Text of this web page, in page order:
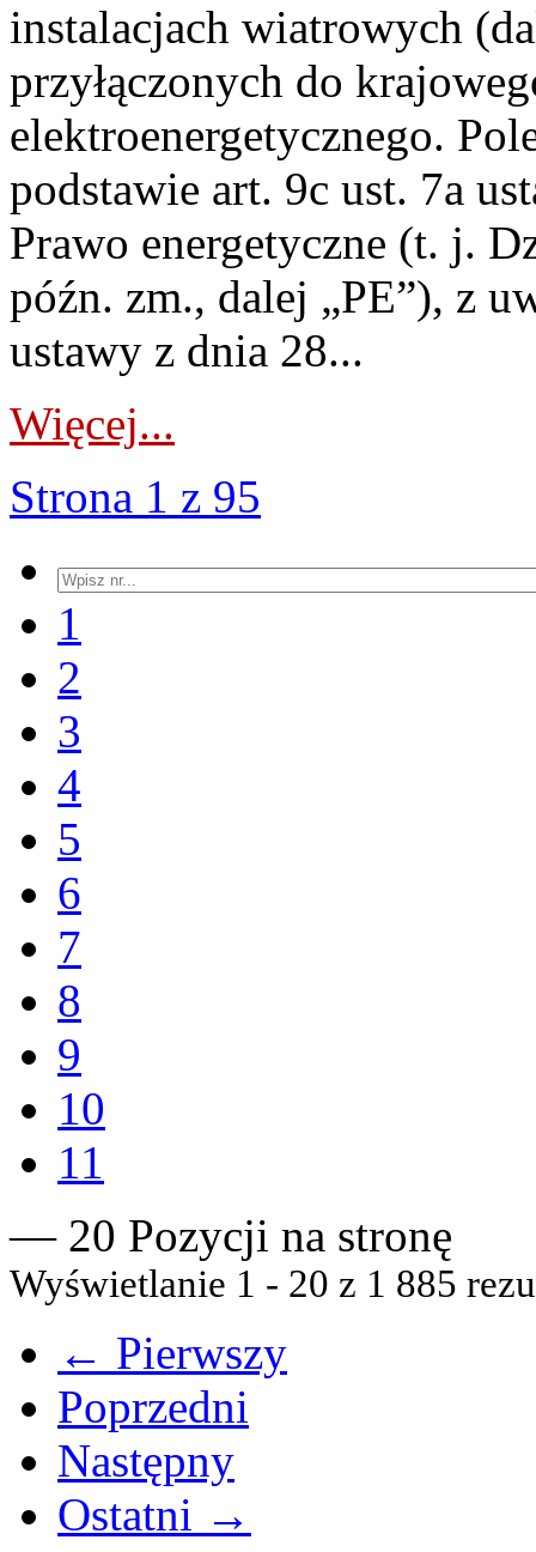
instalacjach wiatrowych
przyłączonych do
elektroenergetycznego.
podstawie art. 9c ust. 7a
Prawo energetyczne (t. j.
późn. zm., dalej „PE”), z
ustawy z dnia 28...
Więcej...
Strona 1 z 95
1
2
3
4
5
6
7
8
9
10
11
— 20 Pozycji na stronę
Wyświetlanie 1 - 20 z 1 885
← Pierwszy
Poprzedni
Następny
Ostatni →